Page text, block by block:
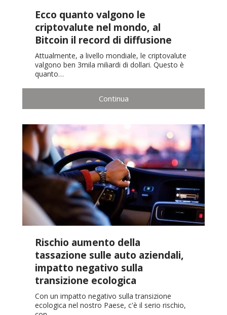
Ecco quanto valgono le
criptovalute nel mondo, al
Bitcoin il record di diffusione
Attualmente, a livello mondiale, le criptovalute
valgono ben 3mila miliardi di dollari. Questo è
quanto…
Continua
Rischio aumento della
tassazione sulle auto aziendali,
impatto negativo sulla
transizione ecologica
Con un impatto negativo sulla transizione
ecologica nel nostro Paese, c'è il serio rischio,